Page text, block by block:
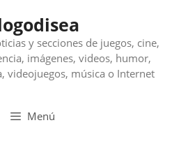
y secciones de juegos, cine,
imágenes, videos, humor,
videojuegos, música o Internet
Menú